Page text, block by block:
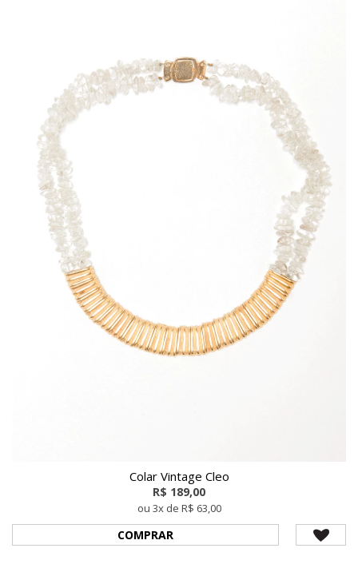
Colar Vintage Cleo
R$ 189,00
ou 3x de R$ 63,00
COMPRAR